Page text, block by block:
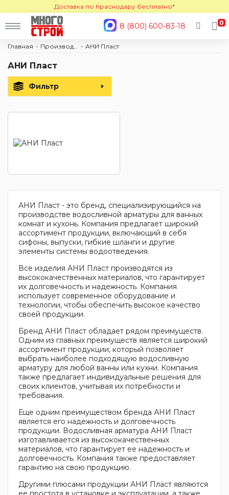
Доставка по Краснодару бесплатно*
8 (800) 600-83-18 0
Главная АНИ Пласт
АНИ Пласт
Фильтр
АНИ Пласт - это бренд, специализирующийся на
производстве водосливной арматуры для ванных
комнат и кухонь. Компания предлагает широкий
ассортимент продукции, включающий в себя
сифоны, выпуски, гибкие шланги и другие
элементы системы водоотведения.
Все изделия АНИ Пласт производятся из
высококачественных материалов, что гарантирует
их долговечность и надежность. Компания
использует современное оборудование и
технологии, чтобы обеспечить высокое качество
своей продукции.
Бренд АНИ Пласт обладает рядом преимуществ.
Одним из главных преимуществ является широкий
ассортимент продукции, который позволяет
выбрать наиболее подходящую водосливную
арматуру для любой ванны или кухни. Компания
также предлагает индивидуальные решения для
своих клиентов, учитывая их потребности и
требования.
Еще одним преимуществом бренда АНИ Пласт
является его надежность и долговечность
продукции. Водосливная арматура АНИ Пласт
изготавливается из высококачественных
материалов, что гарантирует ее надежность и
долговечность. Компания также предоставляет
гарантию на свою продукцию.
Другими плюсами продукции АНИ Пласт являются